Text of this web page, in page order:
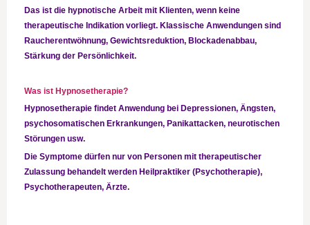
Das ist die hypnotische Arbeit mit Klienten, wenn keine
therapeutische Indikation vorliegt. Klassische Anwendungen sind
Raucherentwöhnung, Gewichtsreduktion, Blockadenabbau,
Stärkung der Persönlichkeit.
Was ist Hypnosetherapie?
Hypnosetherapie findet Anwendung bei Depressionen, Ängsten,
psychosomatischen Erkrankungen, Panikattacken, neurotischen
Störungen usw.
Die Symptome dürfen nur von Personen mit therapeutischer
Zulassung behandelt werden Heilpraktiker (Psychotherapie),
Psychotherapeuten, Ärzte.